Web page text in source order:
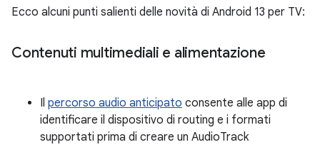
Ecco alcuni punti salienti delle novità di Android 13 per TV:
Contenuti multimediali e alimentazione
Il percorso audio anticipato consente alle app di
identificare il dispositivo di routing e i formati
supportati prima di creare un AudioTrack